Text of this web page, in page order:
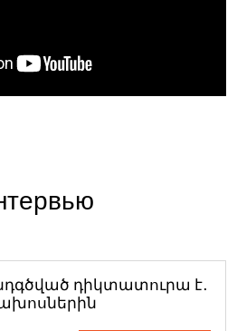
դիկտատուրա է․